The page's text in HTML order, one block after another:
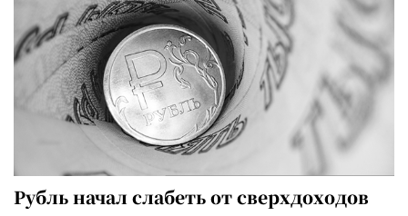
Рубль начал слабеть от сверхдоходов